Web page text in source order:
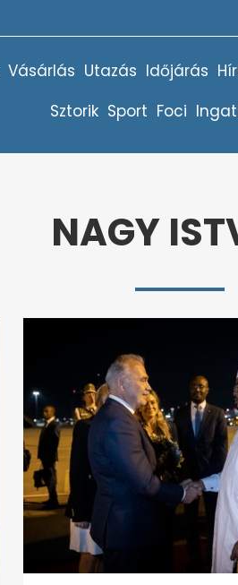
Vásárlás Utazás Időjárás
Sztorik Sport Foci
NAGY